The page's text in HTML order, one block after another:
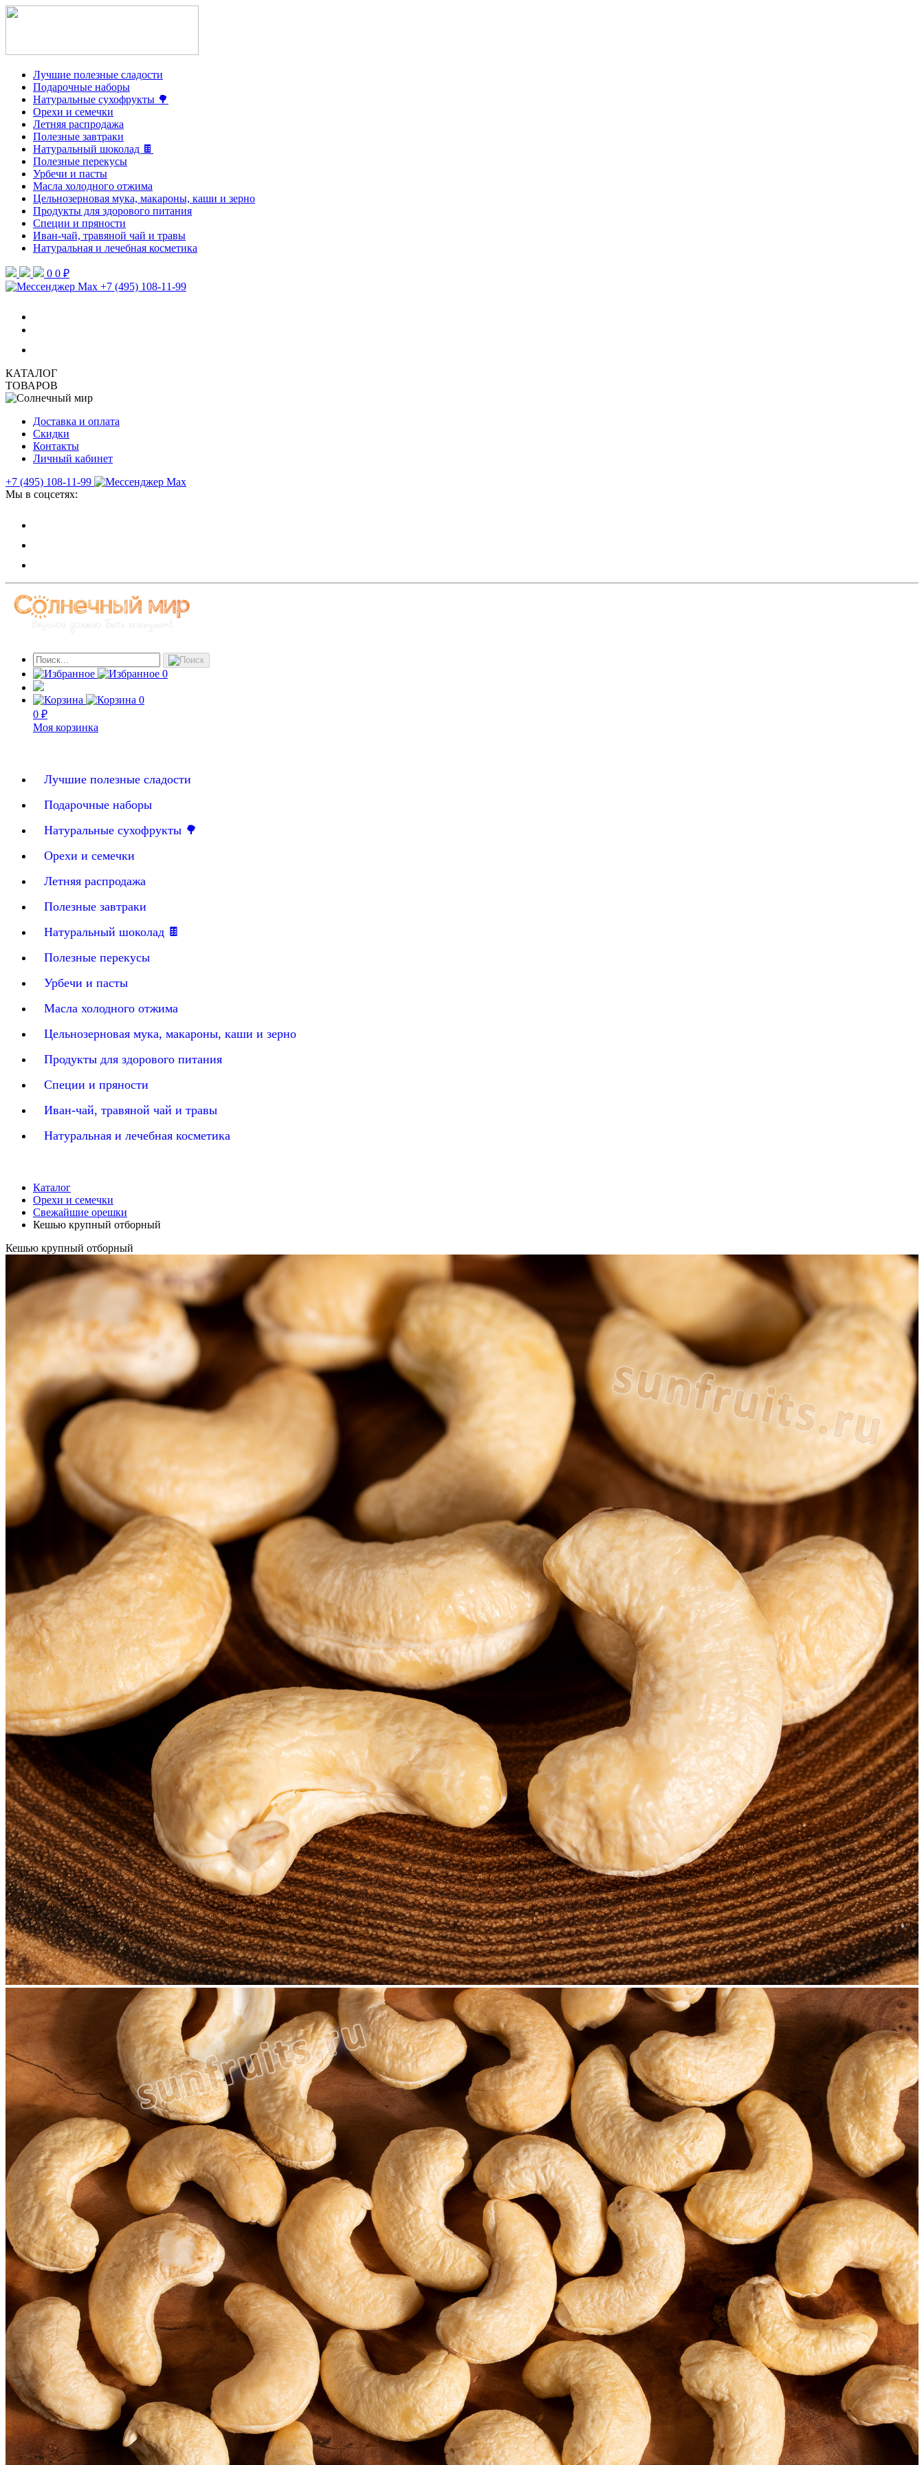
Лучшие полезные сладости
Подарочные наборы
Натуральные сухофрукты 🌳
Орехи и семечки
Летняя распродажа
Полезные завтраки
Натуральный шоколад 🍫
Полезные перекусы
Урбечи и пасты
Масла холодного отжима
Цельнозерновая мука, макароны, каши и зерно
Продукты для здорового питания
Специи и пряности
Иван-чай, травяной чай и травы
Натуральная и лечебная косметика
0 0 ₽
+7 (495) 108-11-99
КАТАЛОГ
ТОВАРОВ
Доставка и оплата
Скидки
Контакты
Личный кабинет
+7 (495) 108-11-99
Мы в соцсетях:
0
0
0 ₽
Моя корзинка
Лучшие полезные сладости
Подарочные наборы
Натуральные сухофрукты 🌳
Орехи и семечки
Летняя распродажа
Полезные завтраки
Натуральный шоколад 🍫
Полезные перекусы
Урбечи и пасты
Масла холодного отжима
Цельнозерновая мука, макароны, каши и зерно
Продукты для здорового питания
Специи и пряности
Иван-чай, травяной чай и травы
Натуральная и лечебная косметика
Каталог
Орехи и семечки
Свежайшие орешки
Кешью крупный отборный
Кешью крупный отборный